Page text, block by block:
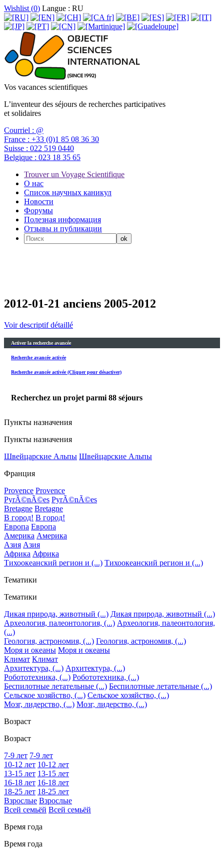
Wishlist (0) Langue : RU
Vos vacances scientifiques
L’inventeur des séjours de recherches participatives
et solidaires
Courriel : @
France : +33 (0)1 85 08 36 30
Suisse : 022 519 0440
Belgique : 023 18 35 65
Trouver un Voyage Scientifique
О нас
Список научных каникул
Новости
Форумы
Полезная информация
Отзывы и публикации
2012-01-21 anciens 2005-2012
Voir descriptif détaillé
Activer la recherche avancée
Recherche avancée activée
Recherche avancée activée (Cliquer pour désactiver)
Recherchez un projet parmi 88 séjours
Пункты назначения
Пункты назначения
Швейцарские Альпы Швейцарские Альпы
Франция
Provence Provence
PyrÃ©nÃ©es PyrÃ©nÃ©es
Bretagne Bretagne
В город! В город!
Европа Европа
Америка Америка
Азия Азия
Африка Африка
Тихоокеанский регион и (...) Тихоокеанский регион и (...)
Тематики
Тематики
Дикая природа, животный (...) Дикая природа, животный (...)
Археология, палеонтология, (...) Археология, палеонтология,
(...)
Геология, астрономия, (...) Геология, астрономия, (...)
Моря и океаны Моря и океаны
Климат Климат
Архитектура, (...) Архитектура, (...)
Робототехника, (...) Робототехника, (...)
Беспилотные летательные (...) Беспилотные летательные (...)
Сельское хозяйство, (...) Сельское хозяйство, (...)
Мозг, лидерство, (...) Мозг, лидерство, (...)
Возраст
Возраст
7-9 лет 7-9 лет
10-12 лет 10-12 лет
13-15 лет 13-15 лет
16-18 лет 16-18 лет
18-25 лет 18-25 лет
Взрослые Взрослые
Всей семьёй Всей семьёй
Время года
Время года